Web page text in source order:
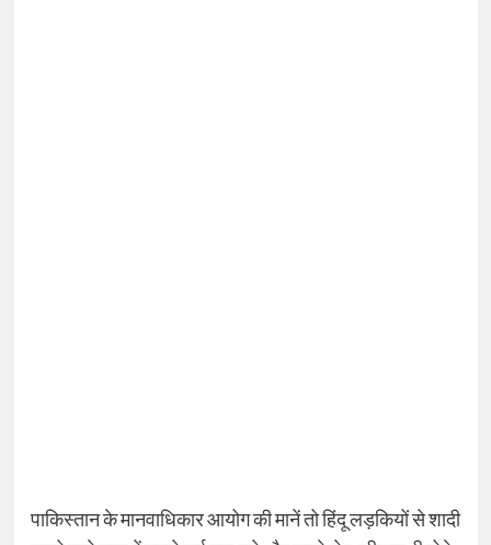
पाकिस्तान के मानवाधिकार आयोग की मानें तो हिंदू लड़कियों से शादी